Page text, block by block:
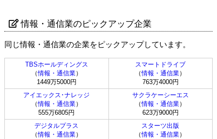
情報・通信業のピックアップ企業
同じ情報・通信業の企業をピックアップしています。
TBSホールディングス
（情報・通信業）
1449万5000円
スマートドライブ
（情報・通信業）
763万4000円
アイエックス･ナレッジ
（情報・通信業）
555万6805円
サクラケーシーエス
（情報・通信業）
623万9000円
デジタルプラス
（情報・通信業）
スターツ出版
（情報・通信業）